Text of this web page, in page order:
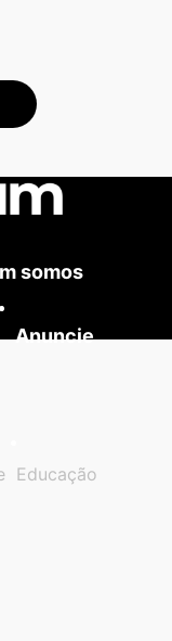
somos
Anuncie
Educação